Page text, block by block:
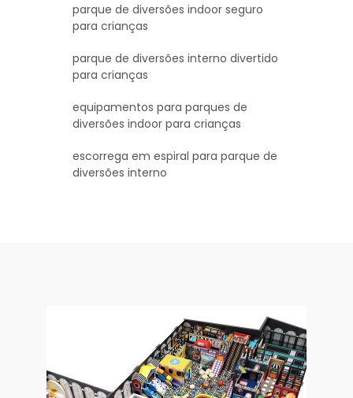
parque de diversões indoor seguro
para crianças
parque de diversões interno divertido
para crianças
equipamentos para parques de
diversões indoor para crianças
escorrega em espiral para parque de
diversões interno